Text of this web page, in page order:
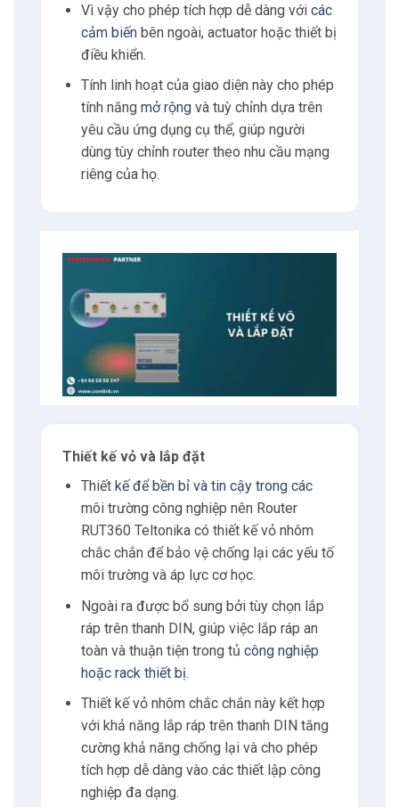
Vì vậy cho phép tích hợp dễ dàng với các
cảm biếnbên ngoài, actuator hoặc thiết bị
điều khiển.
Tính linh hoạt của giao diện này cho phép
tính năng mở rộngvà tuỳ chỉnh dựa trên
yêu cầu ứng dụng cụ thể, giúp người
dùng tùy chỉnh router theo nhu cầu mạng
riêng của họ.
Thiết kế vỏ và lắp đặt
Thiết kế để bền bỉ và tin cậy trong các
môi trường công nghiệp nên Router
RUT360 Teltonika có thiết kế vỏ nhôm
chắc chắn để bảo vệ chống lại các yếu tố
môi trường và áp lực cơ học.
Ngoài ra được bổ sung bởi tùy chọn lắp
ráp trên thanh DIN, giúp việc lắp ráp an
toàn và thuận tiện trong tủ công nghiệp
hoặc rack thiết bị.
Thiết kế vỏ nhôm chắc chắn này kết hợp
với khả năng lắp ráp trên thanh DIN tăng
cường khả năng chống lại và cho phép
tích hợp dễ dàng vào các thiết lập công
nghiệp đa dạng.